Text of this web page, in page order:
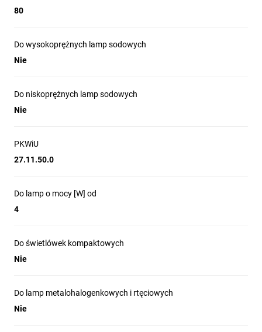
80
Do wysokoprężnych lamp sodowych
Nie
Do niskoprężnych lamp sodowych
Nie
PKWiU
27.11.50.0
Do lamp o mocy [W] od
4
Do świetlówek kompaktowych
Nie
Do lamp metalohalogenkowych i rtęciowych
Nie